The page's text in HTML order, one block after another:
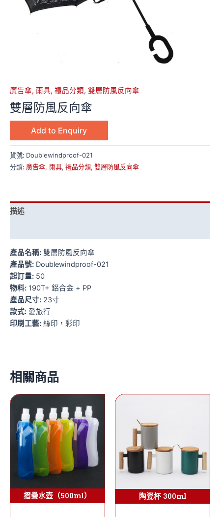
廣告傘, 雨具, 禮品分類, 雙層防風反向傘
雙層防風反向傘
Add to Enquiry
貨號: Doublewindproof-021
分類: 廣告傘, 雨具, 禮品分類, 雙層防風反向傘
描述
產品名稱: 雙層防風反向傘
產品號: Doublewindproof-021
起訂量: 50
物料: 190T+ 鋁合金 + PP
產品尺寸: 23寸
款式: 愛旅行
印刷工藝: 絲印，彩印
相關商品
摺疊水壺（500ml） 陶瓷杯 300ml